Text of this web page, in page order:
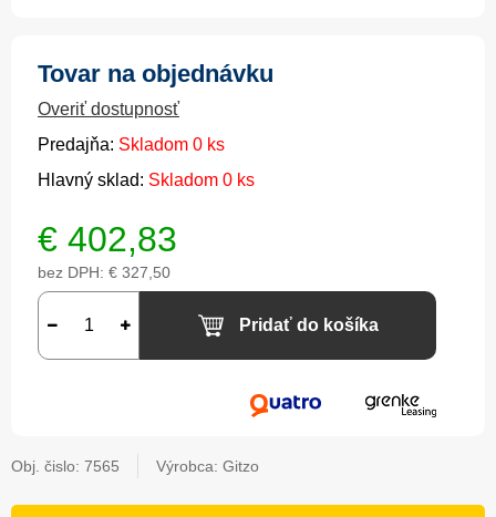
Tovar na objednávku
Overiť dostupnosť
Predajňa: Skladom 0 ks
Hlavný sklad: Skladom 0 ks
€ 402,83
bez DPH: € 327,50
Pridať do košíka
Obj. čislo: 7565 Výrobca: Gitzo